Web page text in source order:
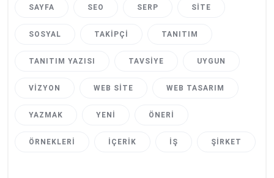
SAYFA SEO SERP SITE
SOSYAL TAKIPÇI TANITIM
TANITIM YAZISI TAVSIYE UYGUN
VIZYON WEB SITE WEB TASARIM
YAZMAK YENI ÖNERI
ÖRNEKLERI İÇERIK İŞ ŞIRKET